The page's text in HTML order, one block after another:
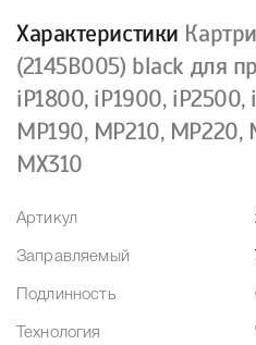
Характеристики
(2145B005) black для
iP1800, iР1900,
МP190, MP210, МP220,
MХ310
Артикул
Заправляемый
Подлинность
Технология